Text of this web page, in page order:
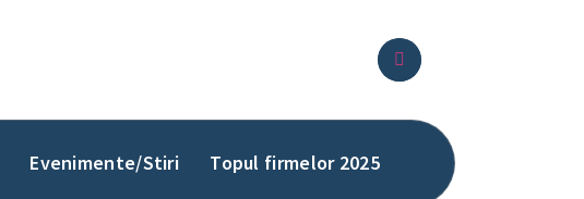
Evenimente/Stiri Topul firmelor 2025